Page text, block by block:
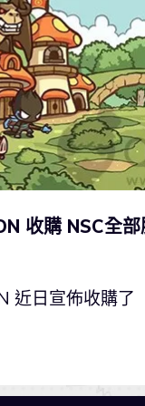
收購 NSC全
近日宣佈收購了